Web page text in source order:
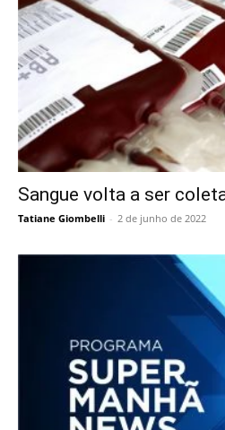
Sangue volta a ser
Tatiane Giombelli - 2 de junho de 2022